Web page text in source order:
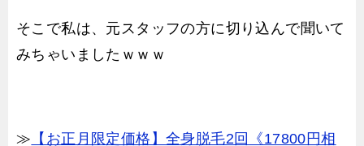
そこで私は、元スタッフの方に切り込んで聞いて
みちゃいましたｗｗｗ
≫ 【お正月限定価格】全身脱毛2回《17800円相